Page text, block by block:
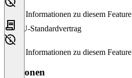
Keine Informationen zu diesem Feature
EU-Standardvertrag
Keine Informationen zu diesem Feature
Versionen